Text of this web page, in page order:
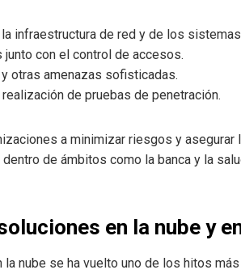
infraestructura de red y de los
con el control de accesos.
otras amenazas sofisticadas.
de pruebas de penetración.
a minimizar riesgos y
de ámbitos como la banca y la
en la nube y
la nube se ha vuelto uno de los hitos